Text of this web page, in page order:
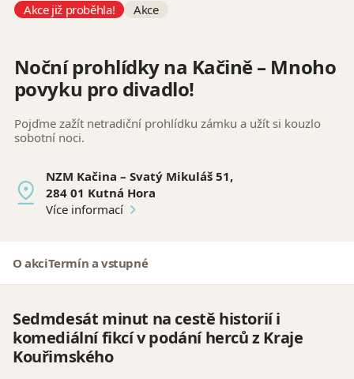
Akce již proběhla! Akce
Noční prohlídky na Kačině – Mnoho
povyku pro divadlo!
Pojďme zažít netradiční prohlídku zámku a užít si kouzlo
sobotní noci.
NZM Kačina – Svatý Mikuláš 51,
284 01 Kutná Hora
Více informací
O akciTermín a vstupné
Sedmdesát minut na cestě historií i
komediální fikcí v podání herců z Kraje
Kouřimského